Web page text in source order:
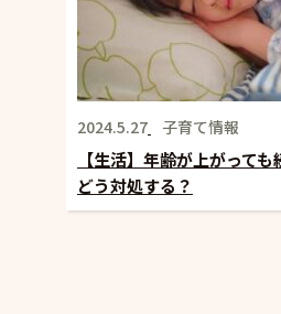
2024.5.27 子育て情報
【生活】年齢が上がっても
どう対処する？